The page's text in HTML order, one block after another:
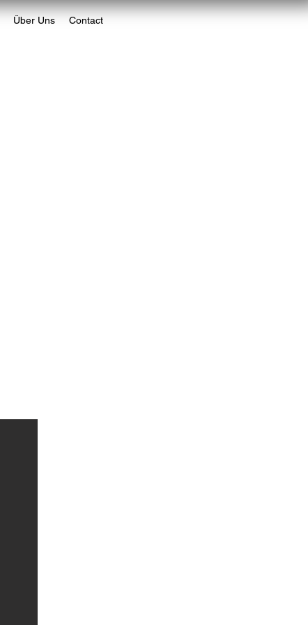
Über Uns Contact
Über Uns Contact